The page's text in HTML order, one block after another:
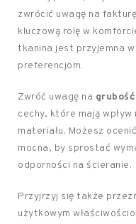
zwrócić uwagę na
kluczową rolę w
tkanina jest przyjemna
preferencjom.
Zwróć uwagę na grubość
cechy, które mają
materiału. Możesz
mocna, by sprostać
odporności na ścieranie.
Przyjrzyj się także
użytkowym